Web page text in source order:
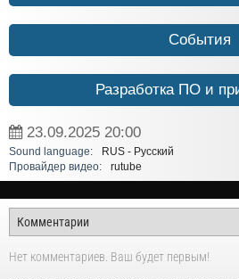
События
Разработка ПО и
23.09.2025 20:00
Sound language:
RUS - Русский
Провайдер видео:
rutube
Нет комментариев. Ваш будет первым!